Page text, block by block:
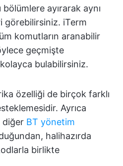
bölümlere ayırarak aynı
görebilirsiniz. iTerm
tüm komutların aranabilir
geçmişte
kolayca bulabilirsiniz.
özelliği de birçok farklı
Ayrıca
diğer BT yönetim
halihazırda
birlikte